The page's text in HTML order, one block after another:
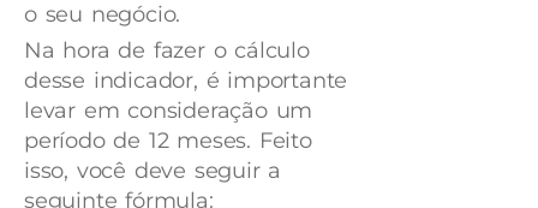
o seu negócio.
Na hora de fazer o cálculo
desse indicador, é importante
levar em consideração um
período de 12 meses. Feito
isso, você deve seguir a
seguinte fórmula: